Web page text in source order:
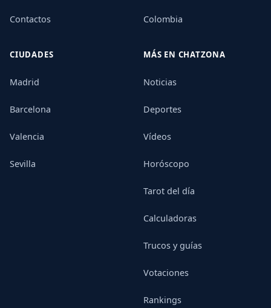
Contactos Colombia
CIUDADES
Madrid
Barcelona
Valencia
Sevilla
MÁS EN CHATZONA
Noticias
Deportes
Vídeos
Horóscopo
Tarot del día
Calculadoras
Trucos y guías
Votaciones
Rankings